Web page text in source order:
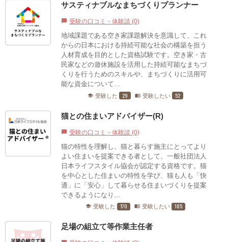
サスティナブルなまちづくりプランナー
chat_bubble 受験の口コミ・体験談 (0)
地域課題である空き家課題解決を意識して、これ
からの日本における持続可能な社会の構築を担う
人材育成を目的とした資格試験です。空き家・古
民家などの遊休施設を活用した持続可能なまちづ
くりを行うためのスキルや、まちづくりに活用可
能な資金について...
school 受験した 29 menu_book 受験したい 52
猫との住まいアドバイザー(R)
chat_bubble 受験の口コミ・体験談 (0)
猫の特性を理解し、猫と暮らす施主にとってより
よい住まいを提案できる者として、一般社団法人
日本ライフスタイル協会が認定する資格です。猫
を中心とした住まいの特性を学び、猫も人も「快
適」に「安心」して暮らせる住まいづくりを提案
できるようになり...
school 受験した 170 menu_book 受験したい 185
足場の組立て等作業主任者